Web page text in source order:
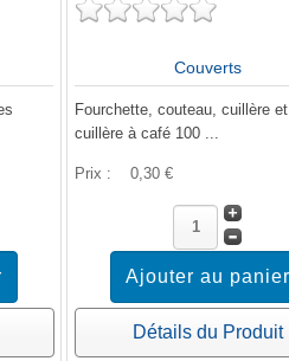
Couverts
Fourchette, couteau, cuillère et
cuillère à café 100 ...
Prix : 0,30 €
Détails du Produit